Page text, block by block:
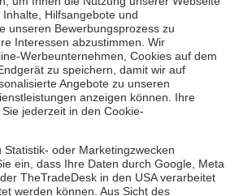
Johanniter-Unfall-Hilfe e.V.
Über uns
Vor Ort